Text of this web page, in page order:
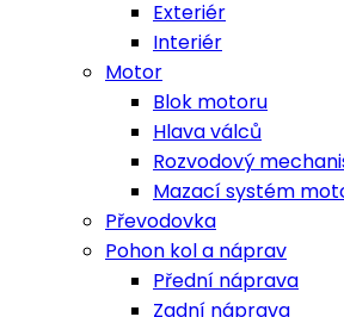
Exteriér
Interiér
Motor
Blok motoru
Hlava válců
Rozvodový
Mazací systém
Převodovka
Pohon kol a náprav
Přední náprava
Zadní náprava